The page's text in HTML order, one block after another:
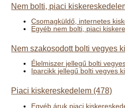
Nem bolti, piaci
Csomagküldő, internetes
Egyéb nem bolti, piaci
Nem szakosodott bolti vegyes
Élelmiszer jellegű bolti
Iparcikk jellegű bolti vegyes
Piaci kiskereskedelem (478)
Egyéb áruk piaci